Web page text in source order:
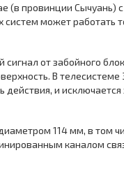
(в провинции
может работать
от забойного
В
и исключается
114 мм, в том
каналом